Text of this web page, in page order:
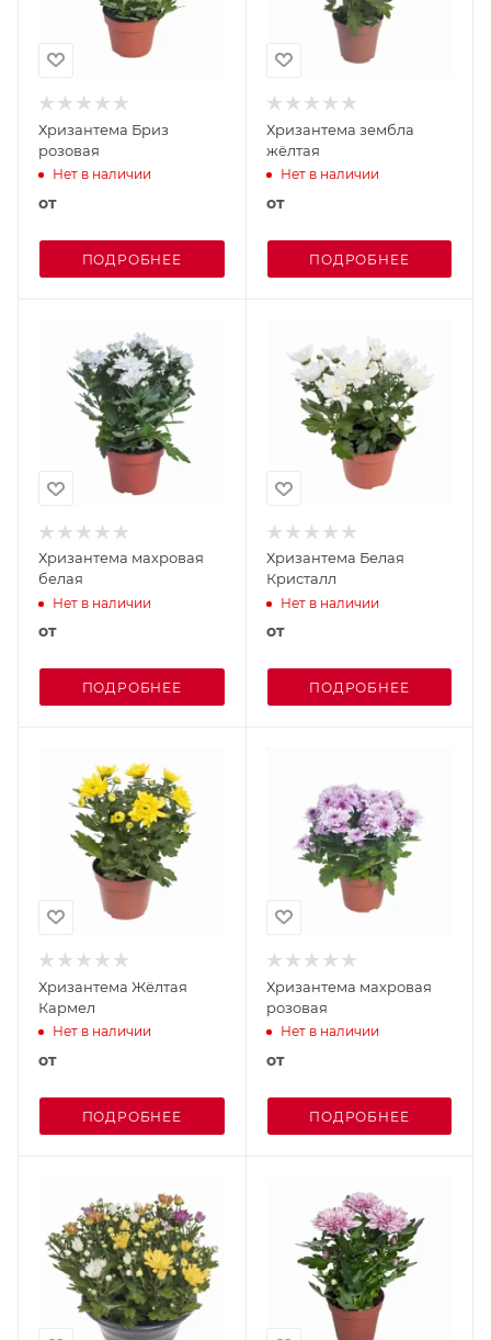
Хризантема Бриз
розовая
Нет в наличии
от
ПОДРОБНЕЕ
Хризантема зембла
жёлтая
Нет в наличии
от
ПОДРОБНЕЕ
Хризантема махровая
белая
Нет в наличии
от
ПОДРОБНЕЕ
Хризантема Белая
Кристалл
Нет в наличии
от
ПОДРОБНЕЕ
Хризантема Жёлтая
Кармел
Нет в наличии
от
ПОДРОБНЕЕ
Хризантема махровая
розовая
Нет в наличии
от
ПОДРОБНЕЕ